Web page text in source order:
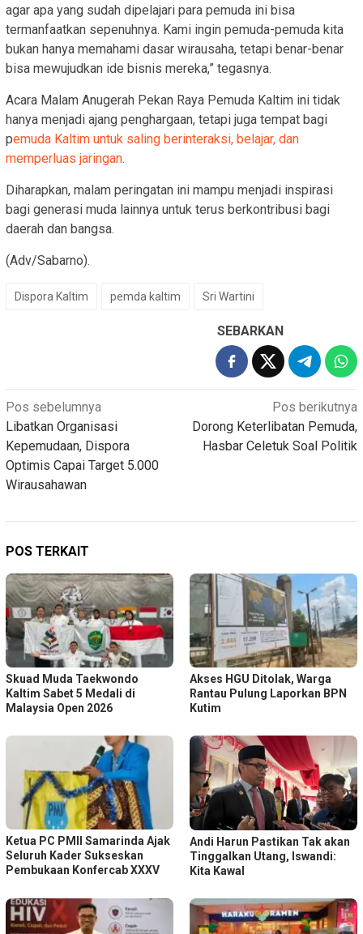
agar apa yang sudah dipelajari para pemuda ini bisa
termanfaatkan sepenuhnya. Kami ingin pemuda-pemuda kita
bukan hanya memahami dasar wirausaha, tetapi benar-benar
bisa mewujudkan ide bisnis mereka,” tegasnya.
Acara Malam Anugerah Pekan Raya Pemuda Kaltim ini tidak
hanya menjadi ajang penghargaan, tetapi juga tempat bagi
pemuda Kaltim untuk saling berinteraksi, belajar, dan
memperluas jaringan.
Diharapkan, malam peringatan ini mampu menjadi inspirasi
bagi generasi muda lainnya untuk terus berkontribusi bagi
daerah dan bangsa.
(Adv/Sabarno).
Dispora Kaltim pemda kaltim Sri Wartini
SEBARKAN
Navigasi
pos
Pos sebelumnya
Libatkan Organisasi
Kepemudaan, Dispora
Optimis Capai Target 5.000
Wirausahawan
Pos berikutnya
Dorong Keterlibatan Pemuda,
Hasbar Celetuk Soal Politik
POS TERKAIT
Skuad Muda Taekwondo
Kaltim Sabet 5 Medali di
Malaysia Open 2026
Akses HGU Ditolak, Warga
Rantau Pulung Laporkan BPN
Kutim
Ketua PC PMII Samarinda Ajak
Seluruh Kader Sukseskan
Pembukaan Konfercab XXXV
Andi Harun Pastikan Tak akan
Tinggalkan Utang, Iswandi:
Kita Kawal